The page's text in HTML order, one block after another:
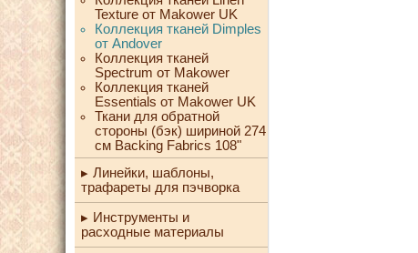
Texture от Makower UK
Коллекция тканей Dimples
от Andover
Коллекция тканей
Spectrum от Makower
Коллекция тканей
Essentials от Makower UK
Ткани для обратной
стороны (бэк) шириной 274
см Backing Fabrics 108"
Линейки, шаблоны,
трафареты для пэчворка
Инструменты и
расходные материалы